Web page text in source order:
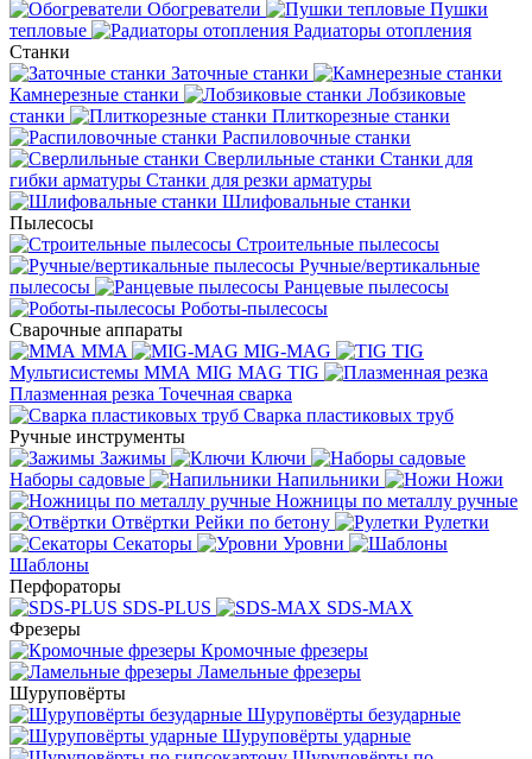
Обогреватели
Пушки
тепловые
Радиаторы отопления
Станки
Заточные станки
Камнерезные станки
Лобзиковые
станки
Плиткорезные станки
Распиловочные станки
Сверлильные станки Станки для
гибки арматуры Станки для резки арматуры
Шлифовальные станки
Пылесосы
Строительные пылесосы
Ручные/вертикальные
пылесосы
Ранцевые пылесосы
Роботы-пылесосы
Сварочные аппараты
MMA
MIG-MAG
TIG
Мультисистемы ММА MIG MAG TIG
Плазменная резка Точечная сварка
Cварка пластиковых труб
Ручные инструменты
Зажимы
Ключи
Наборы садовые
Напильники
Ножи
Ножницы по металлу ручные
Отвёртки Рейки по бетону
Рулетки
Секаторы
Уровни
Шаблоны
Перфораторы
SDS-PLUS
SDS-MAX
Фрезеры
Кромочные фрезеры
Ламельные фрезеры
Шуруповёрты
Шуруповёрты безударные
Шуруповёрты ударные